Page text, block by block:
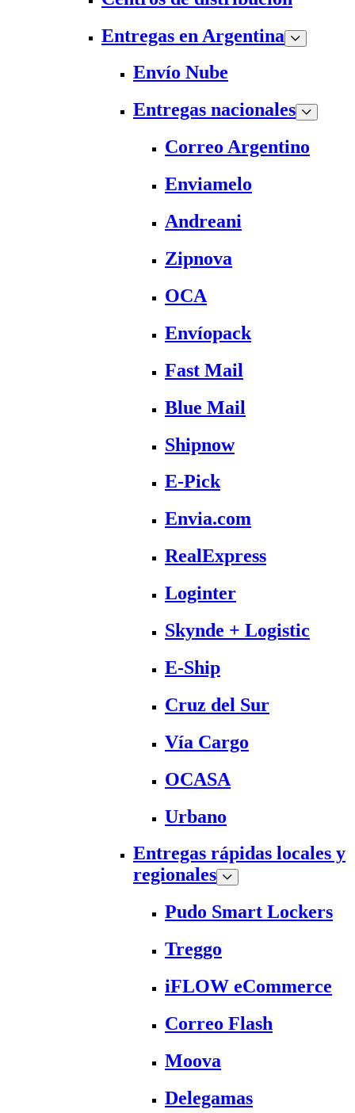
Entregas en Argentina
Envío Nube
Entregas nacionales
Correo Argentino
Enviamelo
Andreani
Zipnova
OCA
Envíopack
Fast Mail
Blue Mail
Shipnow
E-Pick
Envia.com
RealExpress
Loginter
Skynde + Logistic
E-Ship
Cruz del Sur
Vía Cargo
OCASA
Urbano
Entregas rápidas locales y
regionales
Pudo Smart Lockers
Treggo
iFLOW eCommerce
Correo Flash
Moova
Delegamas